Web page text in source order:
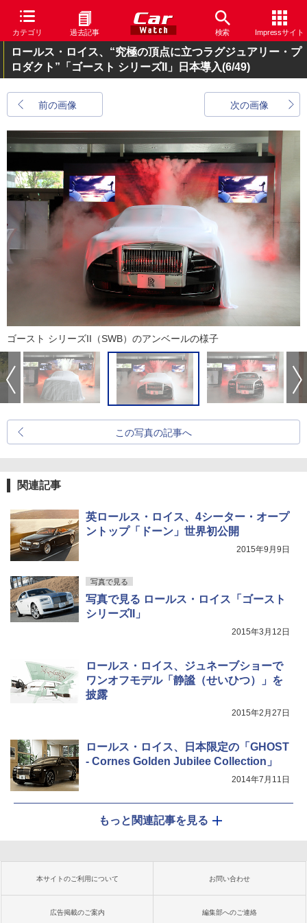
カテゴリ 過去記事 検索 Impressサイト
ロールス・ロイス、“究極の頂点に立つラグジュアリー・プ
ロダクト”「ゴースト シリーズII」日本導入(6/49)
前の画像 次の画像
ゴースト シリーズII（SWB）のアンベールの様子
この写真の記事へ
関連記事
英ロールス・ロイス、4シーター・オープ
ントップ「ドーン」世界初公開
2015年9月9日
写真で見る
写真で見る ロールス・ロイス「ゴースト
シリーズII」
2015年3月12日
ロールス・ロイス、ジュネーブショーで
ワンオフモデル「静謐（せいひつ）」を
披露
2015年2月27日
ロールス・ロイス、日本限定の「GHOST
- Cornes Golden Jubilee Collection」
2014年7月11日
もっと関連記事を見る
本サイトのご利用について お問い合わせ
広告掲載のご案内 編集部へのご連絡